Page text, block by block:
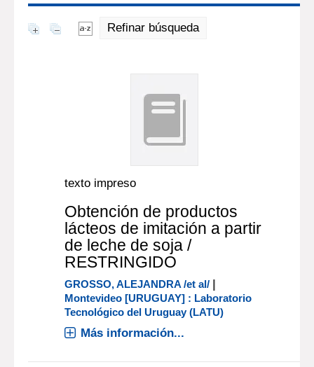
Refinar búsqueda
texto impreso
Obtención de productos
lácteos de imitación a partir
de leche de soja /
RESTRINGIDO
GROSSO, ALEJANDRA /et al/ |
Montevideo [URUGUAY] : Laboratorio
Tecnológico del Uruguay (LATU)
Más información...